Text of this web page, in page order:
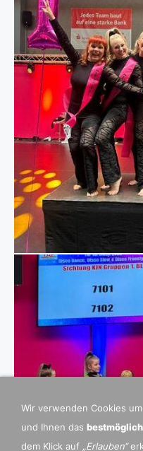
Wir verwenden Cookies
und Ihnen das
dem Klick auf
„Erlauben“